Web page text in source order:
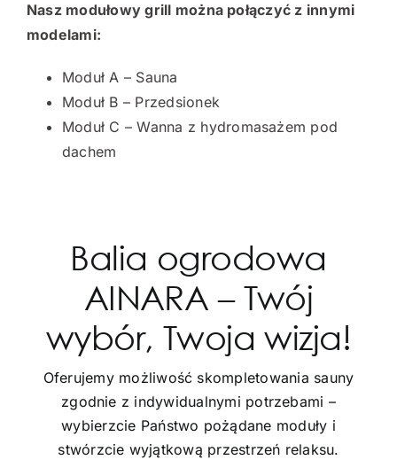
Nasz modułowy grill można połączyć z innymi
modelami:
Moduł A – Sauna
Moduł B – Przedsionek
Moduł C – Wanna z hydromasażem pod
dachem
Balia ogrodowa
AINARA – Twój
wybór, Twoja wizja!
Oferujemy możliwość skompletowania sauny
zgodnie z indywidualnymi potrzebami –
wybierzcie Państwo pożądane moduły i
stwórzcie wyjątkową przestrzeń relaksu.